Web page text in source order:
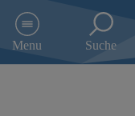
e
Menu Suche